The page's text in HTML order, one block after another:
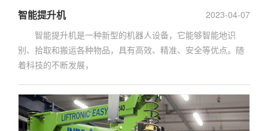
2023-04-07
智能提升机
智能提升机是一种新型的机器人设备，它能够智能地识
别、拾取和搬运各种物品，具有高效、精准、安全等优点。随
着科技的不断发展，